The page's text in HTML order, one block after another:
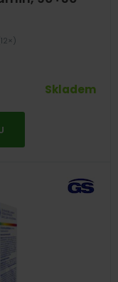
Skladem